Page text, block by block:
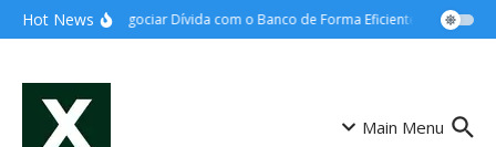
Ir para o conteúdo
Hot NewsComo Negociar Dívida com o Banco de Forma Eficiente: Guia
Main Menu